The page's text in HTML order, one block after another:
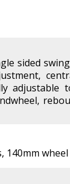
sided
adjustable
140mm